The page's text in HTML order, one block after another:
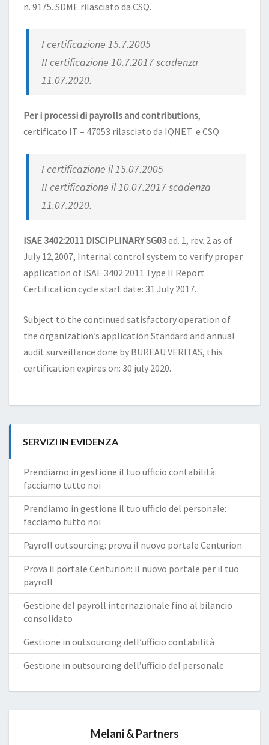
n. 9175. SDME rilasciato da CSQ.
I certificazione 15.7.2005
II certificazione 10.7.2017 scadenza
11.07.2020.
Per i processi di payrolls and contributions,
certificato IT – 47053 rilasciato da IQNET e CSQ
I certificazione il 15.07.2005
II certificazione il 10.07.2017 scadenza
11.07.2020.
ISAE 3402:2011 DISCIPLINARY SG03ed. 1, rev. 2 as of
July 12,2007, Internal control system to verify proper
application of ISAE 3402:2011 Type II Report
Certification cycle start date: 31 July 2017.
Subject to the continued satisfactory operation of
the organization’s application Standard and annual
audit surveillance done by BUREAU VERITAS, this
certification expires on: 30 july 2020.
SERVIZI IN EVIDENZA
Prendiamo in gestione il tuo ufficio contabilità:
facciamo tutto noi
Prendiamo in gestione il tuo ufficio del personale:
facciamo tutto noi
Payroll outsourcing: prova il nuovo portale Centurion
Prova il portale Centurion: il nuovo portale per il tuo
payroll
Gestione del payroll internazionale fino al bilancio
consolidato
Gestione in outsourcing dell’ufficio contabilità
Gestione in outsourcing dell’ufficio del personale
Melani & Partners